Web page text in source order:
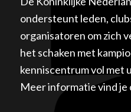
ondersteunt leden,
organisatoren om zich
het schaken met
kenniscentrum vol met
Meer informatie vind je